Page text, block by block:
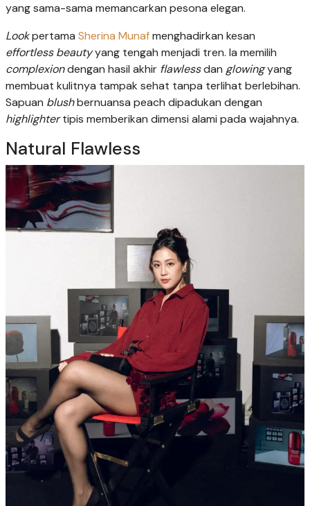
yang sama-sama memancarkan pesona elegan.
Lookpertama Sherina Munafmenghadirkan kesan
effortless beautyyang tengah menjadi tren. Ia memilih
complexiondengan hasil akhir flawlessdan glowingyang
membuat kulitnya tampak sehat tanpa terlihat berlebihan.
Sapuan blushbernuansa peach dipadukan dengan
highlightertipis memberikan dimensi alami pada wajahnya.
Natural Flawless